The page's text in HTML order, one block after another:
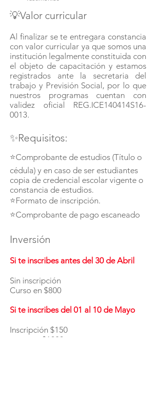
💡Valor curricular
Al finalizar se te entregara constancia
con valor curricular ya que somos una
institución legalmente constituida con
el objeto de capacitación y estamos
registrados ante la secretaria del
trabajo y Previsión Social, por lo que
nuestros programas cuentan con
validez oficial REG.ICE140414S16-
0013.
✨Requisitos:
⭐Comprobante de estudios (Título o
cédula) y en caso de ser estudiantes
copia de credencial escolar vigente o
constancia de estudios.
⭐Formato de inscripción.
⭐Comprobante de pago escaneado
Inversión
Si te inscribes antes del 30 de Abril
Sin inscripción
Curso en $800
Si te inscribes del 01 al 10 de Mayo
Inscripción $150
curso en $1000